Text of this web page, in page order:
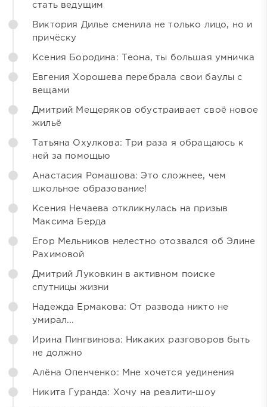
стать ведущим
Виктория Дилье сменила не только лицо, но и
причёску
Ксения Бородина: Теона, ты большая умничка
Евгения Хорошева перебрала свои баулы с
вещами
Дмитрий Мещеряков обустраивает своё новое
жильё
Татьяна Охулкова: Три раза я обращаюсь к
ней за помощью
Анастасия Ромашова: Это сложнее, чем
школьное образование!
Ксения Нечаева откликнулась на призыв
Максима Берда
Егор Мельников нелестно отозвался об Элине
Рахимовой
Дмитрий Луковкин в активном поиске
спутницы жизни
Надежда Ермакова: От развода никто не
умирал...
Ирина Пингвинова: Никаких разговоров быть
не должно
Алёна Опенченко: Мне хочется уединения
Никита Гуранда: Хочу на реалити-шоу